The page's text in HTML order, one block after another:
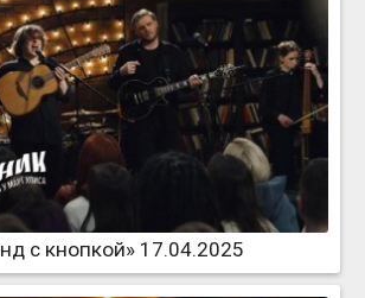
с кнопкой» 17.04.2025